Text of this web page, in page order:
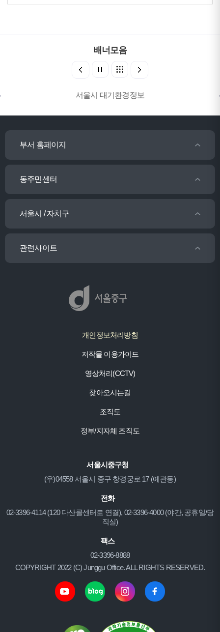
배너모음
서울시 대기환경정보
부서 홈페이지
동주민센터
서울시 / 자치구
관련사이트
개인정보처리방침
저작물 이용가이드
영상처리(CCTV)
찾아오시는길
조직도
정부/지자체 조직도
서울시중구청
(우)04558 서울시 중구 창경궁로 17 (예관동)
전화
02-3396-4114 (120 다산콜센터로 연결), 02-3396-4000 (야간, 공휴일/당
직실)
팩스
02-3396-8888
COPYRIGHT 2022 (C) Junggu Office. ALL RIGHTS RESERVED.